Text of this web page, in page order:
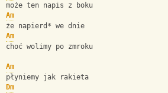
może ten napis z boku
Am
że napierd* we dnie
Am
choć wolimy po zmroku
Am
płyniemy jak rakieta
Dm